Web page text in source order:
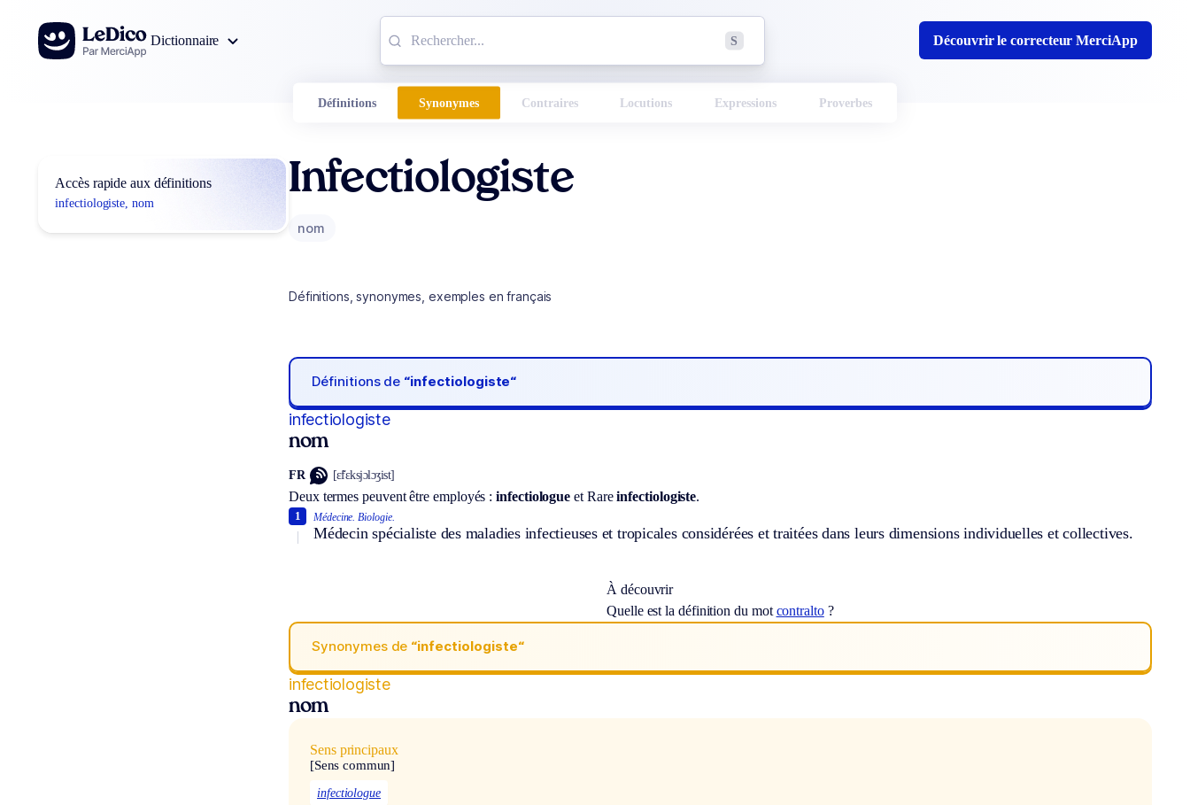
Aller au contenu
Dictionnaire
S Découvrir le correcteur MerciApp
Définitions Synonymes Contraires Locutions Expressions Proverbes
Accès rapide aux définitions
infectiologiste, nom
Infectiologiste
nom
Définitions, synonymes, exemples en français
Définitions de “infectiologiste“
infectiologiste
nom
FR [ɛ̃fɛksjɔlɔʒist]
Deux termes peuvent être employés :infectiologue et Rare infectiologiste.
Médecine. Biologie.
Médecin spécialiste des maladies infectieuses et tropicales considérées et traitées dans leurs dimensions individuelles et collectives.
1
À découvrir
Quelle est la définition du mot contralto?
Synonymes de “infectiologiste“
infectiologiste
nom
Sens principaux
[Sens commun]
infectiologue